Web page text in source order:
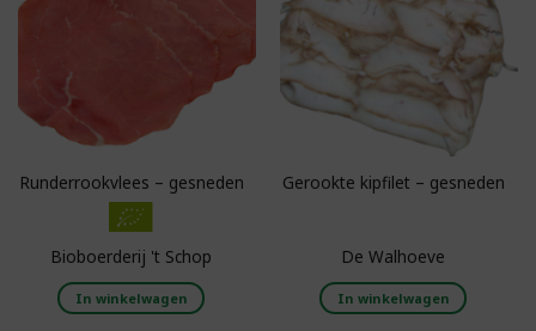
Runderrookvlees – gesneden
Bioboerderij 't Schop
In winkelwagen
Gerookte kipfilet – gesneden
De Walhoeve
In winkelwagen